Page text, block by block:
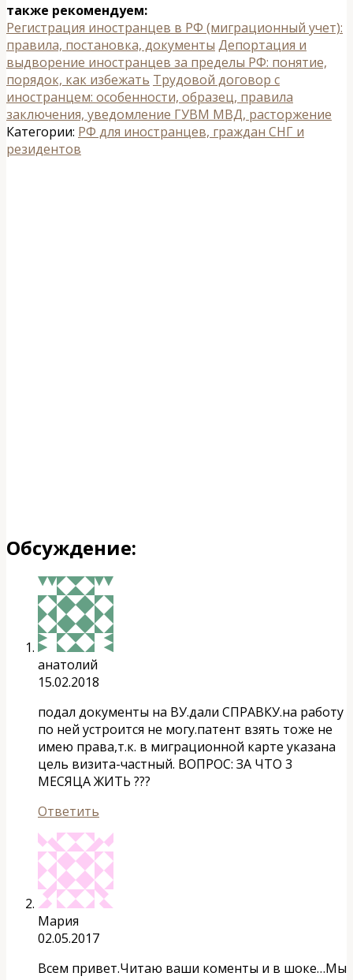
также рекомендуем:
Регистрация иностранцев в РФ (миграционный учет):
правила, постановка, документы Депортация и
выдворение иностранцев за пределы РФ: понятие,
порядок, как избежать Трудовой договор с
иностранцем: особенности, образец, правила
заключения, уведомление ГУВМ МВД, расторжение
Категории: РФ для иностранцев, граждан СНГ и
резидентов
Обсуждение:
анатолий
15.02.2018
подал документы на ВУ.дали СПРАВКУ.на работу
по ней устроится не могу.патент взять тоже не
имею права,т.к. в миграционной карте указана
цель визита-частный. ВОПРОС: ЗА ЧТО 3
МЕСЯЦА ЖИТЬ ???
Ответить
Мария
02.05.2017
Всем привет.Читаю ваши коменты и в шоке…Мы